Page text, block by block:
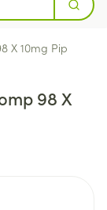
Zoek
X 10mg Pip
98 X